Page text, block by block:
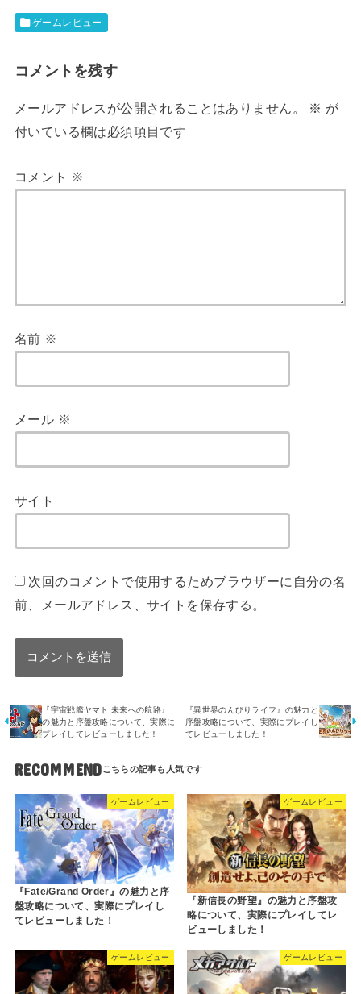
ゲームレビュー
コメントを残す
メールアドレスが公開されることはありません。 ※ が
付いている欄は必須項目です
コメント ※
名前 ※
メール ※
サイト
次回のコメントで使用するためブラウザーに自分の名
前、メールアドレス、サイトを保存する。
『宇宙戦艦ヤマト 未来への航路』
の魅力と序盤攻略について、実際に
プレイしてレビューしました！
『異世界のんびりライフ』の魅力と
序盤攻略について、実際にプレイし
てレビューしました！
RECOMMEND
ゲームレビュー
『Fate/Grand Order』の魅力と序
盤攻略について、実際にプレイし
てレビューしました！
ゲームレビュー
『新信長の野望』の魅力と序盤攻
略について、実際にプレイしてレ
ビューしました！
ゲームレビュー ゲームレビュー